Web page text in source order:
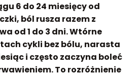
6 do 24 miesięcy od
ból rusza razem z
od 1 do 3 dni. Wtórne
cykli bez bólu, narasta
i często zaczyna boleć
To rozróżnienie